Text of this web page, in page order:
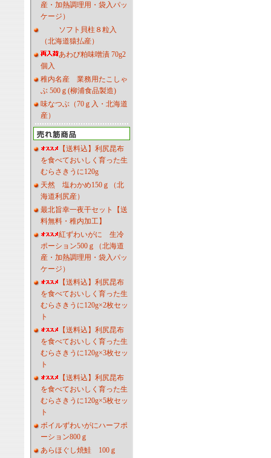
産・加熱調理用・袋入パッ
ケージ）
ソフト貝柱８粒入
（北海道猿払産）
あわび粕味噌漬 70g2
個入
稚内名産 業務用たこしゃ
ぶ 500ｇ(柳浦食品製造)
味なつぶ（70ｇ入・北海道
産）
【送料込】利尻昆布
を食べておいしく育った生
むらさきうに120g
天然 塩わかめ150ｇ（北
海道利尻産）
最北旨幸一夜干セット【送
料無料・稚内加工】
紅ずわいがに 生冷
ポーション500ｇ（北海道
産・加熱調理用・袋入パッ
ケージ）
【送料込】利尻昆布
を食べておいしく育った生
むらさきうに120g×2枚セッ
ト
【送料込】利尻昆布
を食べておいしく育った生
むらさきうに120g×3枚セッ
ト
【送料込】利尻昆布
を食べておいしく育った生
むらさきうに120g×5枚セッ
ト
ボイルずわいがにハーフポ
ーション800ｇ
あらほぐし焼鮭 100ｇ